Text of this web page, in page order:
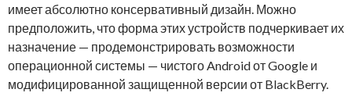
имеет абсолютно консервативный дизайн. Можно
предположить, что форма этих устройств подчеркивает их
назначение — продемонстрировать возможности
операционной системы — чистого Android от Google и
модифицированной защищенной версии от BlackBerry.